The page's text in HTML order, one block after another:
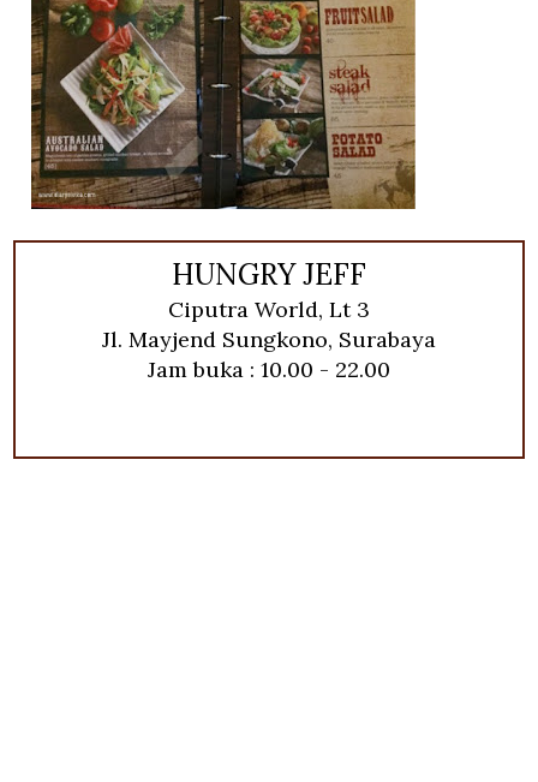
HUNGRY JEFF
Ciputra World, Lt 3
Jl. Mayjend Sungkono, Surabaya
Jam buka : 10.00 - 22.00